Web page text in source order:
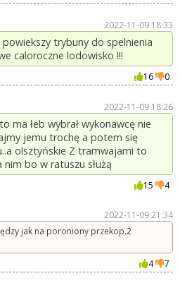
2022-11-09 18:33
trybuny do spelnienia
caloroczne lodowisko !!!
16
0
2022-11-09 18:26
ma łeb wybrał wykonawcę nie
jemu trochę a potem się
olsztyńskie Z tramwajami to
bo w ratuszu służą
15
4
2022-11-09 21:34
jak na poroniony przekop.2
4
7